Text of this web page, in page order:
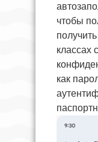
чтобы
классах
как